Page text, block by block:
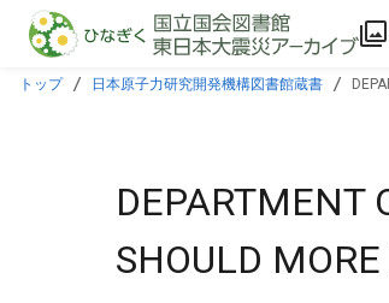
本文に飛ぶ
トップ 日本原子力研究開発機構図書館蔵書
DEPARTMENT
SHOULD